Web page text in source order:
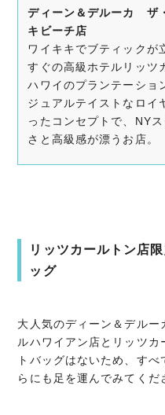
ディーン＆デルーカ ザ
キビーチ店
ワイキキでブティックが
すぐの高級ホテルリッツ
ハワイのプランテーショ
ジュアルテイストなロイ
ったコンセプトで、NY
さと高級感が漂うお店。
リッツカールトン店
ッグ
大人気のディーン＆デルー
ルハワイアン店とリッツカ
トバッグはないため、す
らにも足を運んでみてくだ